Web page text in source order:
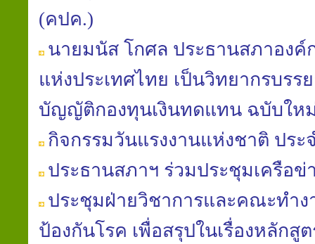
(คปค.)
นายมนัส​ โกศล​ ประธาน​สภา​องค์
แห่ง​ประเทศไทย​ เป็นวิทยากร​บรร
บัญญัติ​กองทุน​เงินทดแทน​ ฉบับให
กิจกรรมวันแรงงานแห่งชาติ ประ
ประธานสภาฯ ร่วมประชุมเครือ
ประชุมฝ่ายวิชาการ​และคณะ​ทำง
ป้องกัน​โรค​ เพื่อสรุปในเรื่องหลัก